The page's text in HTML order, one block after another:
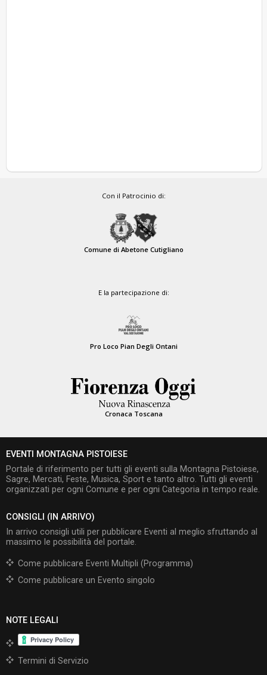
Con il Patrocinio di:
Comune di Abetone Cutigliano
E la partecipazione di:
Pro Loco Pian Degli Ontani
Cronaca Toscana
EVENTI MONTAGNA PISTOIESE
Portale di riferimento per tutti gli eventi sulla Montagna Pistoiese,
Sagre, Mercati, Feste, Musica, Sport e tanto altro. Tutti gli eventi
organizzati per ogni Comune e per ogni Categoria in tempo reale.
CONSIGLI (IN ARRIVO)
In arrivo consigli utili per pubblicare Eventi al meglio sfruttando al
massimo le possibilità del portale.
Come pubblicare Eventi Multipli (Programma)
Come pubblicare un Evento singolo
NOTE LEGALI
Termini di Servizio